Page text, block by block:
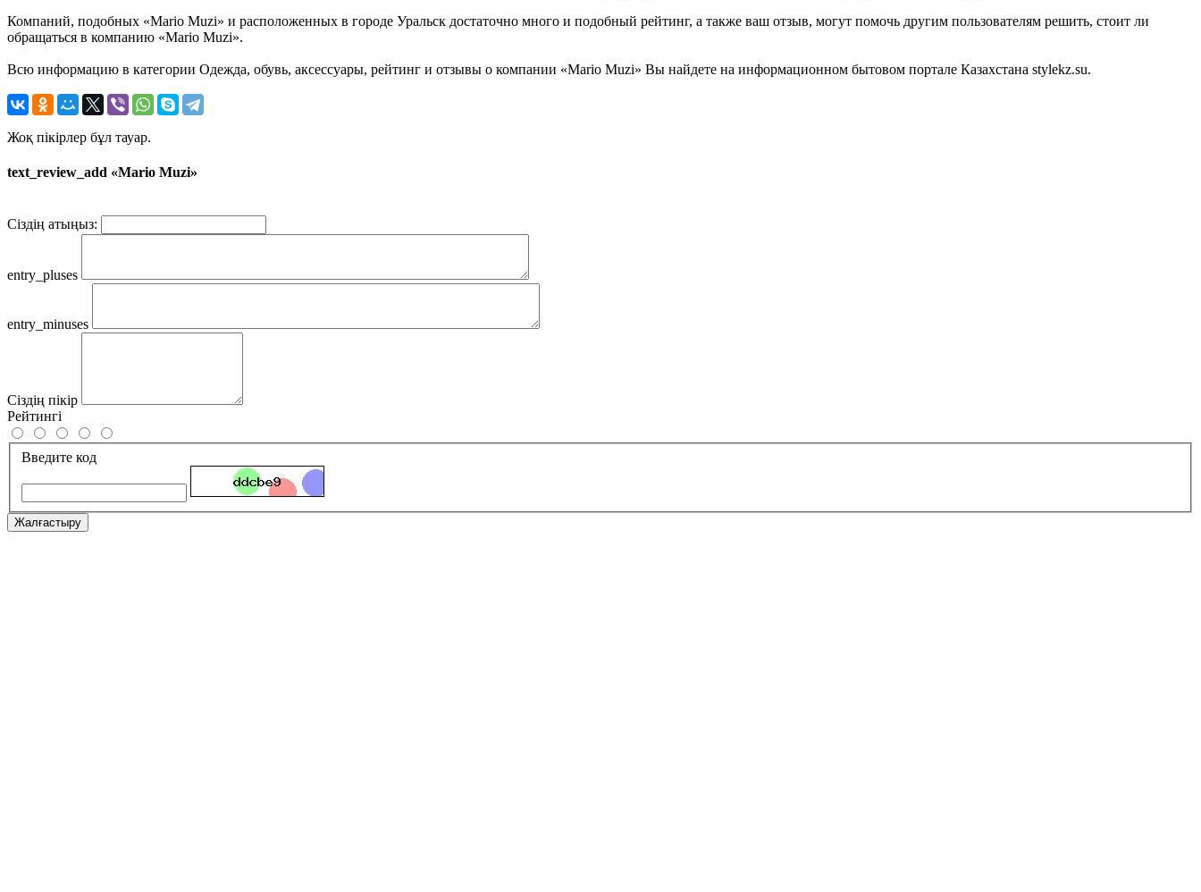
Компаний, подобных «Mario Muzi» и расположенных в городе Уральск достаточно много и подобный рейтинг, а также ваш отзыв, могут помочь другим пользователям решить, стоит ли
обращаться в компанию «Mario Muzi».
Всю информацию в категории Одежда, обувь, аксессуары, рейтинг и отзывы о компании «Mario Muzi» Вы найдете на информационном бытовом портале Казахстана stylekz.su.
Жоқ пікірлер бұл тауар.
text_review_add «Mario Muzi»
Сіздің атыңыз:
entry_pluses
entry_minuses
Сіздің пікір
Рейтингі
Введите код
Жалғастыру